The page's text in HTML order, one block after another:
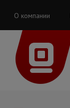
О компании